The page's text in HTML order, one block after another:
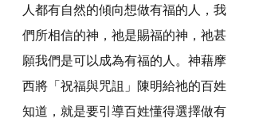
人都有自然的傾向想做有福的人，我
們所相信的神，祂是賜福的神，祂甚
願我們是可以成為有福的人。神藉摩
西將「祝福與咒詛」陳明給祂的百姓
知道，就是要引導百姓懂得選擇做有